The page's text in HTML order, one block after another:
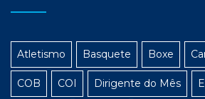
Atletismo Basquete Boxe
COB COI Dirigente do Mês